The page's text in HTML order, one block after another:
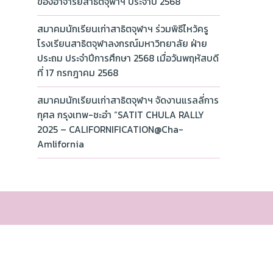
สมาคมนักเรียนเก่าสาธิตจุฬาฯ ร่วมพิธีไหว้ครู
โรงเรียนสาธิตจุฬาลงกรณ์มหาวิทยาลัย ฝ่าย
ประถม ประจำปีการศึกษา 2568 เมื่อวันพฤหัสบดี
ที่ 17 กรกฎาคม 2568
สมาคมนักเรียนเก่าสาธิตจุฬาฯ จัดงานแรลลี่การ
กุศล กรุงเทพ-ชะอำ “SATIT CHULA RALLY
2025 – CALIFORNIFICATION@Cha-
Amlifornia